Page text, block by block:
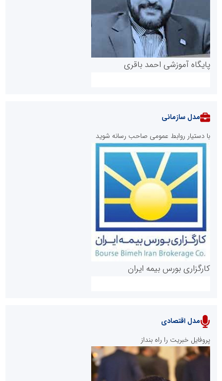
پایگاه آموزشی احمد باقری
روابط عمومی خبرگزاری گزارش خبر
پایگاه خبری نهضت ملی مسکن
مدل سازمانی
با دستیار روابط عمومی صاحب رسانه شوید
کارگزاری بورس بیمه ایران
مدل اقتصادی
پروفایل خبریت را راه بنداز